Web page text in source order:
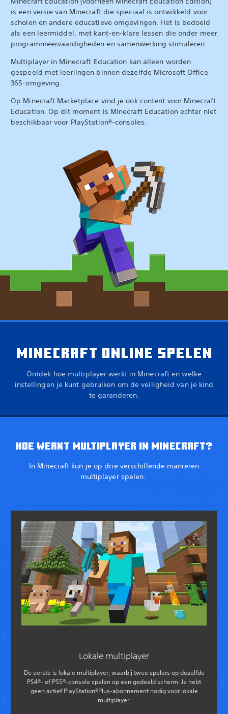
is een versie van Minecraft die speciaal is ontwikkeld voor
scholen en andere educatieve omgevingen. Het is bedoeld
als een leermiddel, met kant-en-klare lessen die onder meer
programmeervaardigheden en samenwerking stimuleren.‎
Multiplayer in Minecraft Education kan alleen worden
gespeeld met leerlingen binnen dezelfde Microsoft Office
365-omgeving.‎
Op Minecraft Marketplace vind je ook content voor Minecraft
Education. Op dit moment is Minecraft Education echter niet
beschikbaar voor PlayStation®-consoles.
MINECRAFT ONLINE SPELEN
Ontdek hoe multiplayer werkt in Minecraft en welke
instellingen je kunt gebruiken om de veiligheid van je kind
te garanderen.
HOE WERKT MULTIPLAYER IN MINECRAFT?
In Minecraft kun je op drie verschillende manieren
multiplayer spelen.‎
Lokale multiplayer
De eerste is lokale multiplayer, waarbij twee spelers op dezelfde
PS4®- of PS5®-console spelen op een gedeeld scherm. Je hebt
geen actief PlayStation®Plus-abonnement nodig voor lokale
multiplayer.